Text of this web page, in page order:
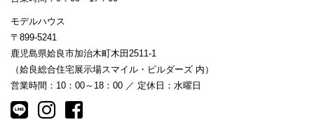
モデルハウス
〒899-5241
鹿児島県姶良市加治木町木田2511-1
（姶良総合住宅展示場スマイル・ビルダーズ 内）
営業時間：10：00～18：00 ／ 定休日：水曜日